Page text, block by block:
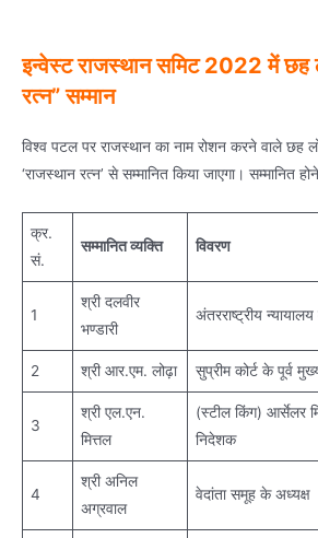
इन्वेस्ट राजस्थान समिट 2022 में छह
रत्न” सम्मान
विश्व पटल पर राजस्थान का नाम रोशन करने वाले छह
‘राजस्थान रत्न’ से सम्मानित किया जाएगा। सम्मानित
क्र.
सं.
सम्मानित व्यक्ति विवरण
1
श्री दलवीर
भण्डारी
अंतरराष्ट्रीय
2 श्री आर.एम. लोढ़ा सुप्रीम कोर्ट के पूर्व
3
श्री एल.एन.
मित्तल
(स्टील किंग) आर्सेलर
निदेशक
4
श्री अनिल
अग्रवाल
वेदांता समूह के अध्यक्ष